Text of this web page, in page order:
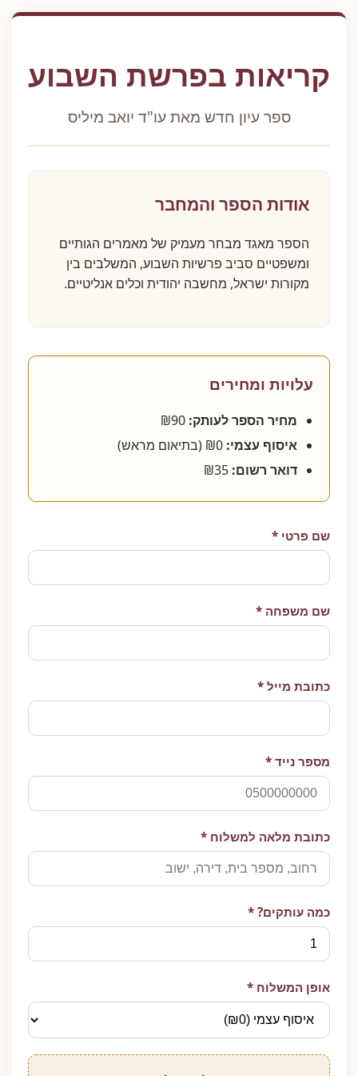
קריאות בפרשת השבוע
ספר עיון חדש מאת עו"ד יואב מיליס
אודות הספר והמחבר
הספר מאגד מבחר מעמיק של מאמרים הגותיים
ומשפטיים סביב פרשיות השבוע, המשלבים בין
מקורות ישראל, מחשבה יהודית וכלים אנליטיים.
עלויות ומחירים
מחיר הספר לעותק:
איסוף עצמי:
דואר רשום:
שם פרטי *
שם משפחה *
כתובת מייל *
מספר נייד *
כתובת מלאה למשלוח *
כמה עותקים? *
אופן המשלוח *